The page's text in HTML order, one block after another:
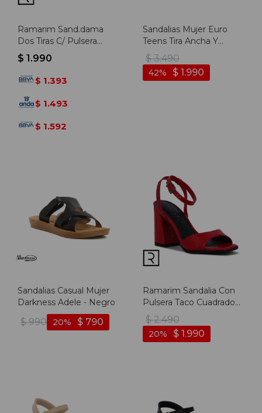
Ramarim Sand.dama
Dos Tiras C/ Pulsera
Elástica S/baja -
Almendra
$ 1.990
$ 1.393
$ 1.493
$ 1.592
Sandalias Mujer Euro
Teens Tira Ancha Y
Pulsera Con Hebilla -
Negro
$ 3.490
$ 1.990
42
Sandalias Casual Mujer
Darkness Adele - Negro
$ 990 $ 790
20
Ramarim Sandalia Con
Pulsera Taco Cuadrado
Forrado - Rojo
$ 2.490
$ 1.990
20